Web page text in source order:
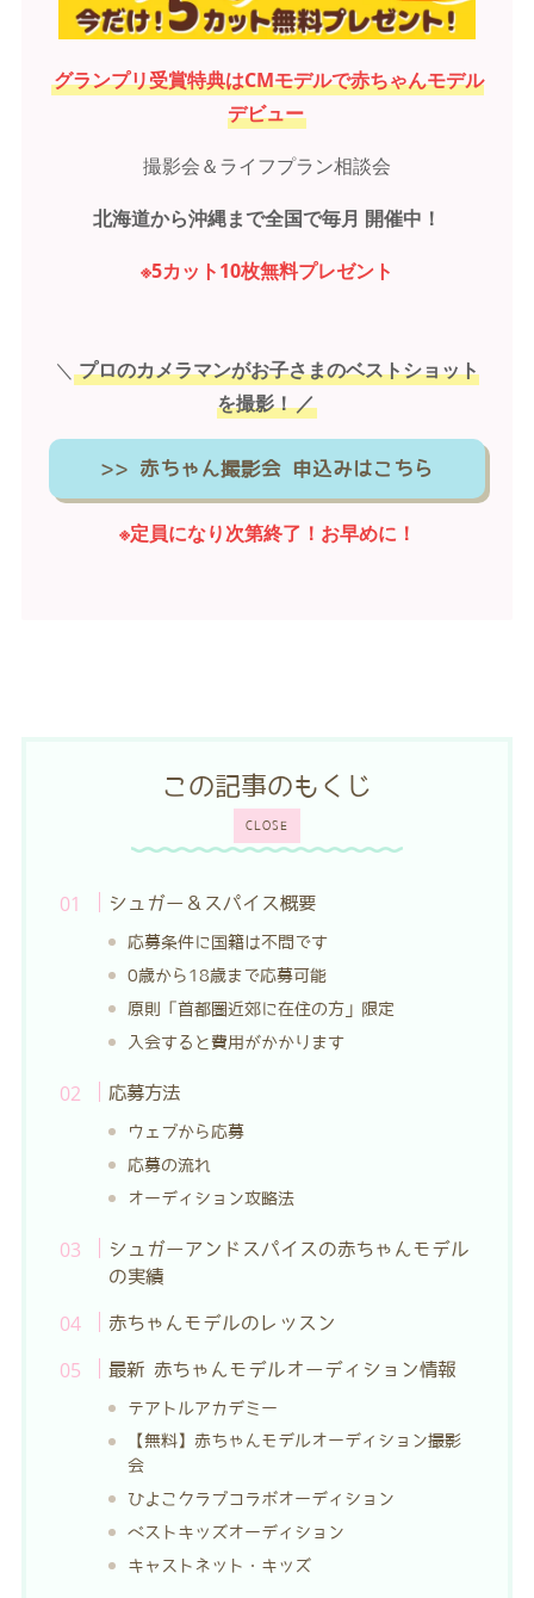
グランプリ受賞特典はCMモデルで赤ちゃんモデル
デビュー
撮影会＆ライフプラン相談会
北海道から沖縄まで全国で毎月 開催中！
※5カット10枚無料プレゼント
＼ プロのカメラマンがお子さまのベストショット
を撮影！／
>> 赤ちゃん撮影会 申込みはこちら
※定員になり次第終了！お早めに！
CLOSE
この記事のもくじ
シュガー＆スパイス概要
応募条件に国籍は不問です
0歳から18歳まで応募可能
原則「首都圏近郊に在住の方」限定
入会すると費用がかかります
応募方法
ウェブから応募
応募の流れ
オーディション攻略法
シュガーアンドスパイスの赤ちゃんモデル
の実績
赤ちゃんモデルのレッスン
最新 赤ちゃんモデルオーディション情報
テアトルアカデミー
【無料】赤ちゃんモデルオーディション撮影
会
ひよこクラブコラボオーディション
ベストキッズオーディション
キャストネット・キッズ